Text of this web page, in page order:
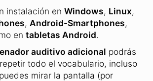
instalación en Windows, Linux,
, Android-Smartphones,
en tabletas Android.
auditivo adicional podrás
todo el vocabulario, incluso
mirar la pantalla (por